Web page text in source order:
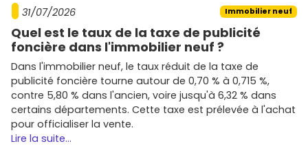
31/07/2026 Immobilier neuf
Quel est le taux de la taxe de publicité
foncière dans l'immobilier neuf ?
Dans l'immobilier neuf, le taux réduit de la taxe de
publicité foncière tourne autour de 0,70 % à 0,715 %,
contre 5,80 % dans l'ancien, voire jusqu'à 6,32 % dans
certains départements. Cette taxe est prélevée à l'achat
pour officialiser la vente.
Lire la suite...